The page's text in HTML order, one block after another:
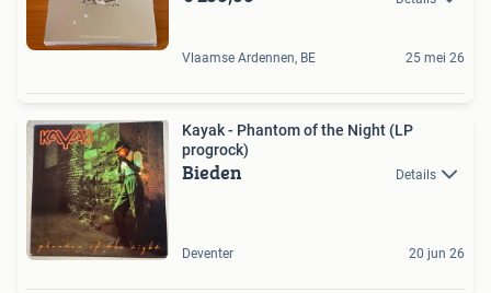
Vlaamse Ardennen, BE 25 mei 26
Kayak - Phantom of the Night (LP
progrock)
Bieden Details
Deventer 20 jun 26